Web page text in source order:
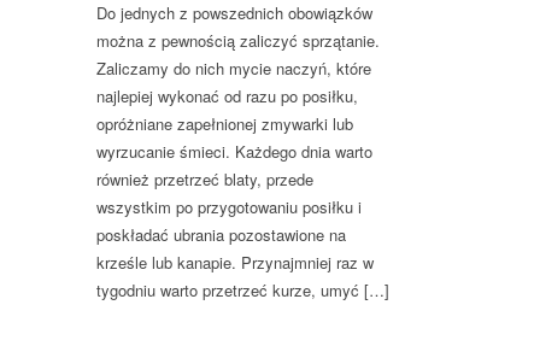
Do jednych z powszednich obowiązków
można z pewnością zaliczyć sprzątanie.
Zaliczamy do nich mycie naczyń, które
najlepiej wykonać od razu po posiłku,
opróżniane zapełnionej zmywarki lub
wyrzucanie śmieci. Każdego dnia warto
również przetrzeć blaty, przede
wszystkim po przygotowaniu posiłku i
poskładać ubrania pozostawione na
krześle lub kanapie. Przynajmniej raz w
tygodniu warto przetrzeć kurze, umyć […]